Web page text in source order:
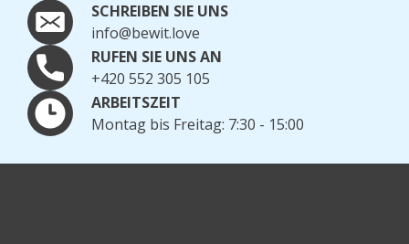
SCHREIBEN SIE UNS
info@bewit.love
RUFEN SIE UNS AN
+420 552 305 105
ARBEITSZEIT
Montag bis Freitag: 7:30 - 15:00